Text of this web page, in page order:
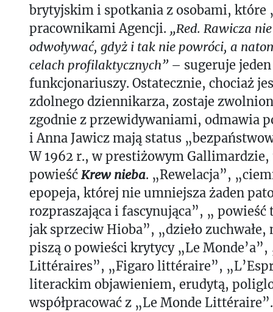
brytyjskim i spotkania z osobami, które
pracownikami Agencji. „Red. Rawicza
odwoływać, gdyż i tak nie powróci, a
celach profilaktycznych”– sugeruje jeden
funkcjonariuszy. Ostatecznie, chociaż
zdolnego dziennikarza, zostaje
zgodnie z przewidywaniami, odmawia
i Anna Jawicz mają status
W 1962 r., w prestiżowym Gallimardzie,
powieść Krew nieba. „Rewelacja”,
epopeja, której nie umniejsza żaden
rozpraszająca i fascynująca”, „ powieść
jak sprzeciw Hioba”, „dzieło zuchwałe,
piszą o powieści krytycy „Le Monde’a”,
Littéraires”, „Figaro littéraire”,
literackim objawieniem, erudytą,
współpracować z „Le Monde